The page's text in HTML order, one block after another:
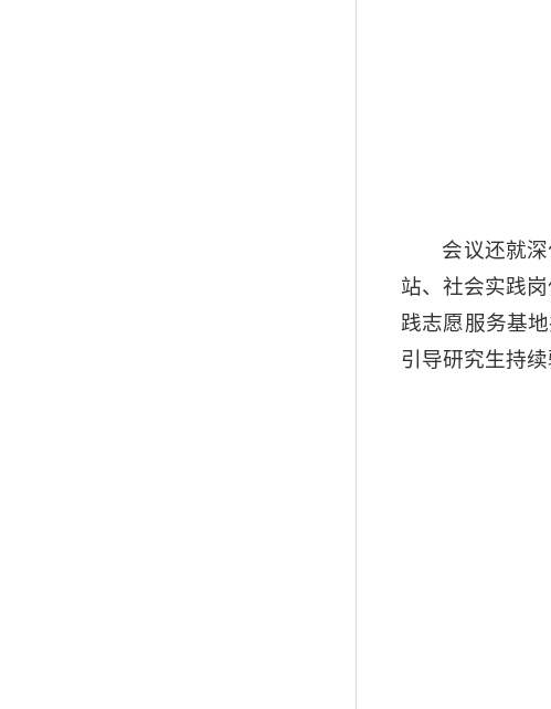
会议还就
站、社会实践
践志愿服务基
引导研究生持